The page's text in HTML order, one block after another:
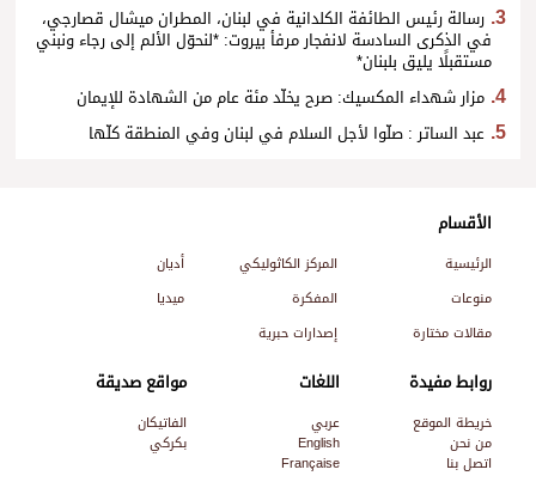
رسالة رئيس الطائفة الكلدانية في لبنان، المطران ميشال قصارجي،
في الذكرى السادسة لانفجار مرفأ بيروت: *لنحوّل الألم إلى رجاء ونبني
مستقبلًا يليق بلبنان*
مزار شهداء المكسيك: صرح يخلّد مئة عام من الشهادة للإيمان
عبد الساتر : صلّوا لأجل السلام في لبنان وفي المنطقة كلّها
الأقسام
الرئيسية المركز الكاثوليكي
أديان
منوعات
المفكرة
ميديا
مقالات مختارة
إصدارات حبرية
روابط مفيدة
خريطة الموقع
من نحن
اتصل بنا
اللغات
عربي
English
Française
مواقع صديقة
الفاتيكان
بكركي